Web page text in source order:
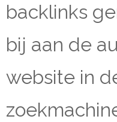
backlinks
bij aan de
website in